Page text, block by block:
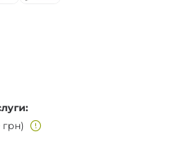
грн)